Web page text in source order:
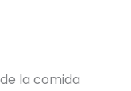
la comida